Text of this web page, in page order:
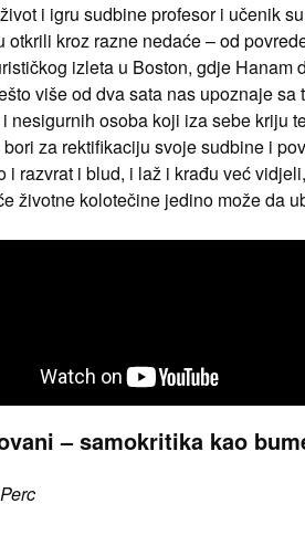
i igru sudbine profesor i učenik
otkrili kroz razne nedaće – od
izleta u Boston, gdje Hanam
više od dva sata nas upoznaje
nesigurnih osoba koji iza sebe kriju
bori za rektifikaciju svoje sudbine i
i razvrat i blud, i laž i krađu već
životne kolotečine jedino može da
– samokritika kao